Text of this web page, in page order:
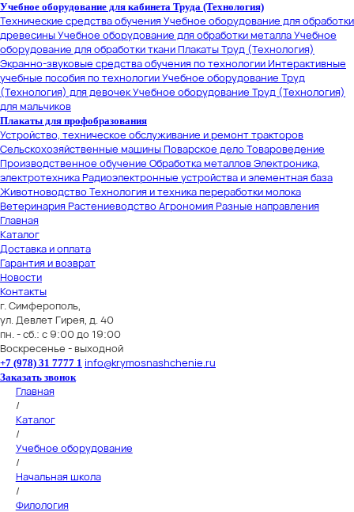
Учебное оборудование для кабинета Труда (Технология)
Технические средства обученияУчебное оборудование для обработки
древесиныУчебное оборудование для обработки металлаУчебное
оборудование для обработки тканиПлакаты Труд (Технология)
Экранно-звуковые средства обучения по технологии Интерактивные
учебные пособия по технологииУчебное оборудование Труд
(Технология) для девочекУчебное оборудование Труд (Технология)
для мальчиков
Плакаты для профобразования
Устройство, техническое обслуживание и ремонт тракторов
Сельскохозяйственные машиныПоварское делоТовароведение
Производственное обучение Обработка металловЭлектроника,
электротехникаРадиоэлектронные устройства и элементная база
ЖивотноводствоТехнология и техника переработки молока
ВетеринарияРастениеводствоАгрономияРазные направления
Главная
Каталог
Доставка и оплата
Гарантия и возврат
Новости
Контакты
г. Симферополь,
ул. Девлет Гирея, д. 40
пн. - сб.: с 9:00 до 19:00
Воскресенье - выходной
+7 (978) 31 7777 1 info@krymosnashchenie.ru
Заказать звонок
Главная
/
Каталог
/
Учебное оборудование
/
Начальная школа
/
Филология